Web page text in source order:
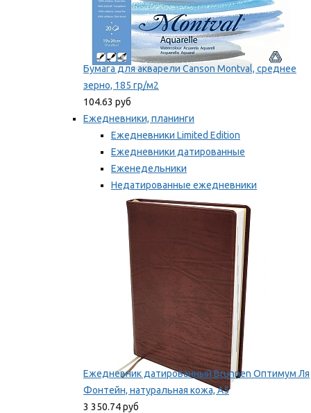
Бумага для акварели Canson Montval, среднее
зерно, 185 гр/м2
104.63 руб
Ежедневники, планинги
Ежедневники Limited Edition
Ежедневники датированные
Еженедельники
Недатированные ежедневники
Планинги
Мы рекомендуем
Ежедневник датированный Brunnen Оптимум Ля
Фонтейн, натуральная кожа, А5
3 350.74 руб